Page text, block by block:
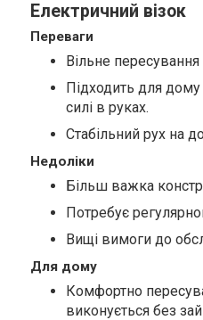
Електричний візок
Переваги
Вільне
Підходить для дому
силі в руках.
Стабільний рух на
Недоліки
Більш важка
Потребує
Вищі вимоги до
Для дому
Комфортно
виконується без